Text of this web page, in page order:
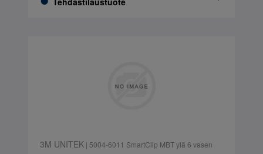
3M UNITEK| 5004-6011 SmartClip MBT ylä 6 vasen